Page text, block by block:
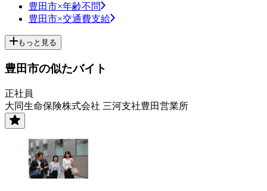
豊田市×年齢不問
豊田市×交通費支給
もっと見る
豊田市の似たバイト
正社員
大同生命保険株式会社 三河支社豊田営業所